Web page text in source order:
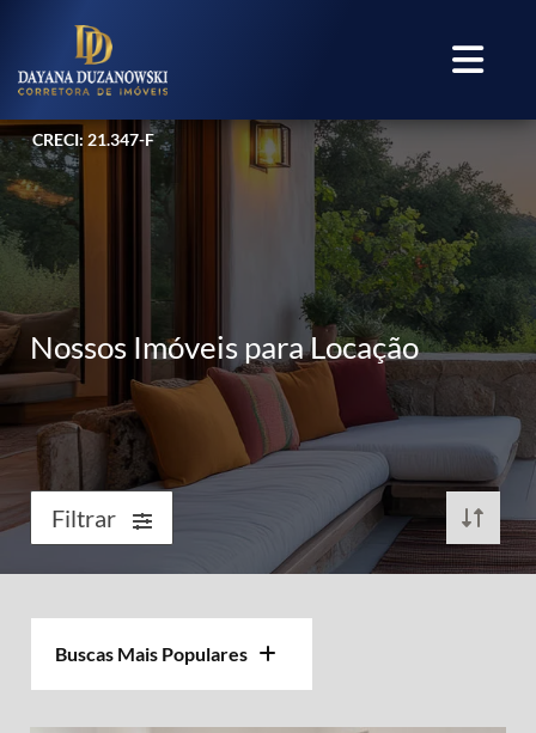
CRECI: 21.347-F
Nossos Imóveis para Locação
Filtrar
Buscas Mais Populares